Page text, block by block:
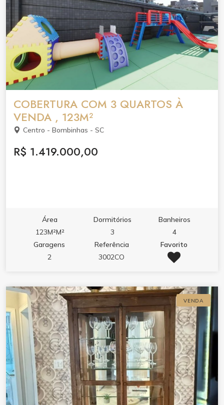
COBERTURA COM 3 QUARTOS À
VENDA , 123M²
Centro - Bombinhas - SC
R$ 1.419.000,00
Área
123M²M²
Dormitórios
3
Banheiros
4
Garagens
2
Referência
3002CO
Favorito
VENDA